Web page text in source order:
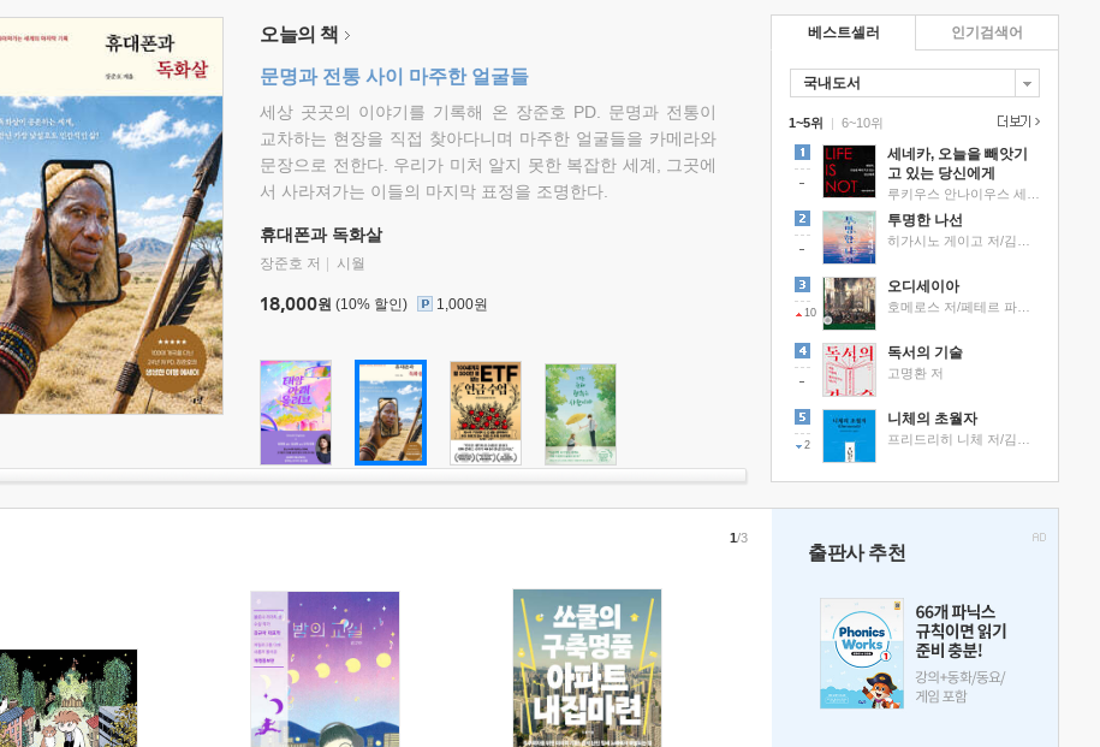
오늘의 책
문명과 전통 사이 마주한 얼굴들
세상 곳곳의 이야기를 기록해 온 장준호 PD. 문명과 전통이
교차하는 현장을 직접 찾아다니며 마주한 얼굴들을 카메라와
문장으로 전한다. 우리가 미처 알지 못한 복잡한 세계, 그곳에
서 사라져가는 이들의 마지막 표정을 조명한다.
휴대폰과 독화살
장준호 저 시월
18,000원 (10% 할인) 1,000원
베스트셀러
국내도서
1~5위 |
세네카, 오늘을 빼앗기
고 있는 당신에게
투명한 나선
10
오디세이아
독서의 기술
고명환 저
2
니체의 초월자
6~10위
인기검색어
1/3
출판사 추천